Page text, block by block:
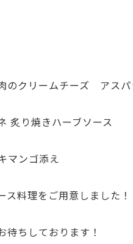
のクリームチーズ アス
炙り焼きハーブソース
マンゴ添え
ス料理をご用意しました！
待ちしております！